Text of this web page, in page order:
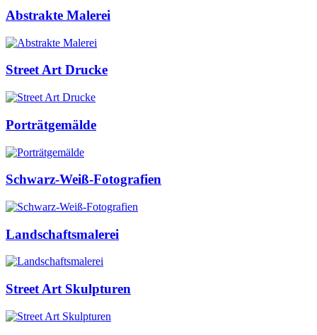
Abstrakte Malerei
Street Art Drucke
Porträtgemälde
Schwarz-Weiß-Fotografien
Landschaftsmalerei
Street Art Skulpturen